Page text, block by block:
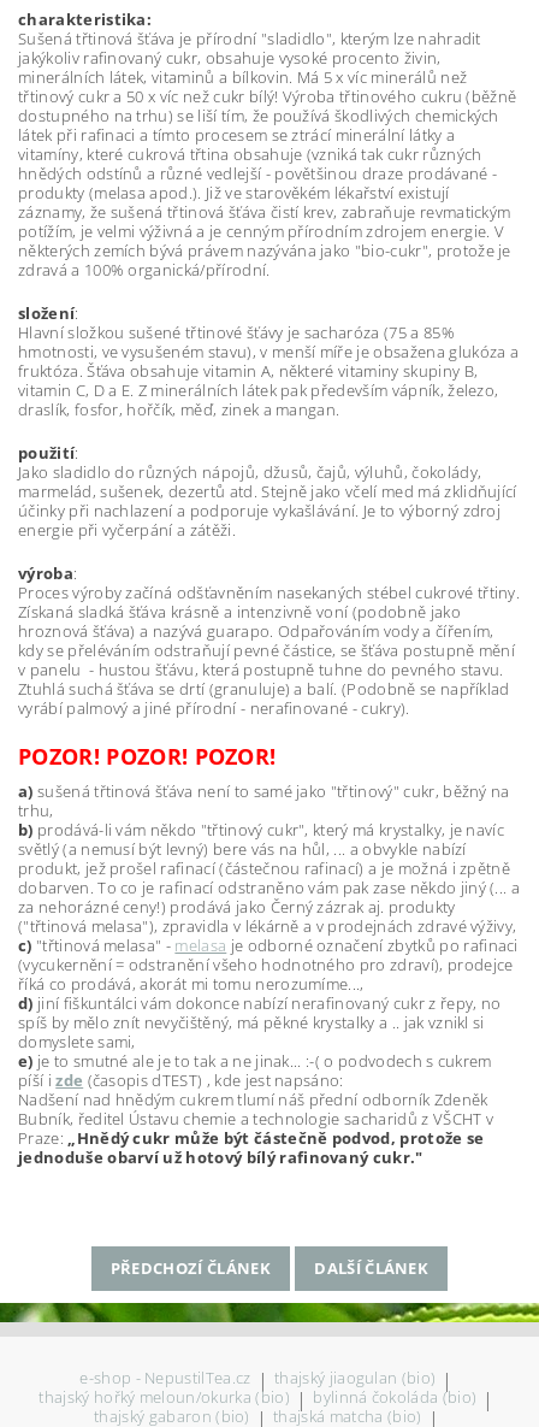
charakteristika:
Sušená třtinová šťáva je přírodní "sladidlo", kterým lze nahradit
jakýkoliv rafinovaný cukr, obsahuje vysoké procento živin,
minerálních látek, vitaminů a bílkovin. Má 5 x víc minerálů než
třtinový cukr a 50 x víc než cukr bílý! Výroba třtinového cukru (běžně
dostupného na trhu) se liší tím, že používá škodlivých chemických
látek při rafinaci a tímto procesem se ztrácí minerální látky a
vitamíny, které cukrová třtina obsahuje (vzniká tak cukr různých
hnědých odstínů a různé vedlejší - povětšinou draze prodávané -
produkty (melasa apod.). Již ve starověkém lékařství existují
záznamy, že sušená třtinová šťáva čistí krev, zabraňuje revmatickým
potížím, je velmi výživná a je cenným přírodním zdrojem energie. V
některých zemích bývá právem nazývána jako "bio-cukr", protože je
zdravá a 100% organická/přírodní.
složení:
Hlavní složkou sušené třtinové šťávy je sacharóza (75 a 85%
hmotnosti, ve vysušeném stavu), v menší míře je obsažena glukóza a
fruktóza. Šťáva obsahuje vitamin A, některé vitaminy skupiny B,
vitamin C, D a E. Z minerálních látek pak především vápník, železo,
draslík, fosfor, hořčík, měď, zinek a mangan.
použití:
Jako sladidlo do různých nápojů, džusů, čajů, výluhů, čokolády,
marmelád, sušenek, dezertů atd. Stejně jako včelí med má zklidňující
účinky při nachlazení a podporuje vykašlávání. Je to výborný zdroj
energie při vyčerpání a zátěži.
výroba:
Proces výroby začíná odšťavněním nasekaných stébel cukrové třtiny.
Získaná sladká šťáva krásně a intenzivně voní (podobně jako
hroznová šťáva) a nazývá guarapo. Odpařováním vody a čířením,
kdy se přeléváním odstraňují pevné částice, se šťáva postupně mění
v panelu - hustou šťávu, která postupně tuhne do pevného stavu.
Ztuhlá suchá šťáva se drtí (granuluje) a balí. (Podobně se například
vyrábí palmový a jiné přírodní - nerafinované - cukry).
POZOR! POZOR! POZOR!
a) sušená třtinová šťáva není to samé jako "třtinový" cukr, běžný na
trhu,
b) prodává-li vám někdo "třtinový cukr", který má krystalky, je navíc
světlý (a nemusí být levný) bere vás na hůl, ... a obvykle nabízí
produkt, jež prošel rafinací (částečnou rafinací) a je možná i zpětně
dobarven. To co je rafinací odstraněno vám pak zase někdo jiný (... a
za nehorázné ceny!) prodává jako Černý zázrak aj. produkty
("třtinová melasa"), zpravidla v lékárně a v prodejnách zdravé výživy,
c) "třtinová melasa" - melasa je odborné označení zbytků po rafinaci
(vycukernění = odstranění všeho hodnotného pro zdraví), prodejce
říká co prodává, akorát mi tomu nerozumíme...,
d) jiní fiškuntálci vám dokonce nabízí nerafinovaný cukr z řepy, no
spíš by mělo znít nevyčištěný, má pěkné krystalky a .. jak vznikl si
domyslete sami,
e) je to smutné ale je to tak a ne jinak... :-( o podvodech s cukrem
píší izde (časopis dTEST) , kde jest napsáno:
Nadšení nad hnědým cukrem tlumí náš přední odborník Zdeněk
Bubník, ředitel Ústavu chemie a technologie sacharidů z VŠCHT v
Praze: „Hnědý cukr může být částečně podvod, protože se
jednoduše obarví už hotový bílý rafinovaný cukr."
PŘEDCHOZÍ ČLÁNEK DALŠÍ ČLÁNEK
e-shop - NepustilTea.cz | thajský jiaogulan (bio) |
thajský hořký meloun/okurka (bio) | bylinná čokoláda (bio) |
thajský gabaron (bio) | thajská matcha (bio) |